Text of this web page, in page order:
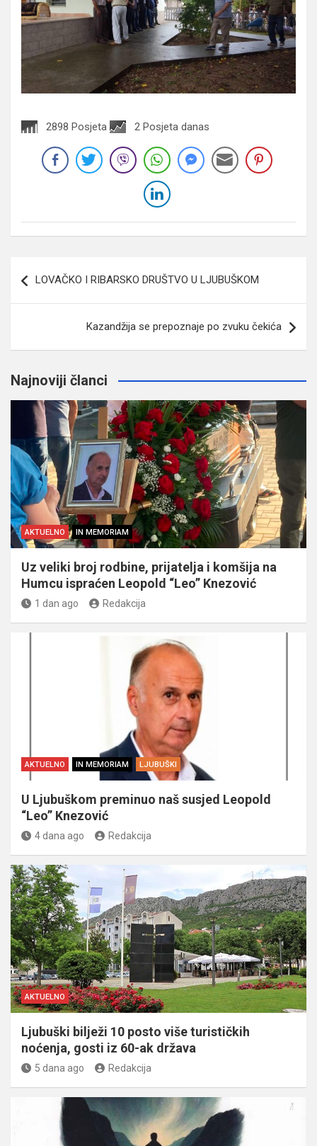
2898 Posjeta 2 Posjeta danas
članaka
LOVAČKO I RIBARSKO DRUŠTVO U LJUBUŠKOM
Kazandžija se prepoznaje po zvuku čekića
Najnoviji članci
AKTUELNO IN MEMORIAM
Uz veliki broj rodbine, prijatelja i komšija na
Humcu ispraćen Leopold “Leo” Knezović
1 dan ago Redakcija
AKTUELNO IN MEMORIAM LJUBUŠKI
U Ljubuškom preminuo naš susjed Leopold
“Leo” Knezović
4 dana ago Redakcija
AKTUELNO
Ljubuški bilježi 10 posto više turističkih
noćenja, gosti iz 60-ak država
5 dana ago Redakcija